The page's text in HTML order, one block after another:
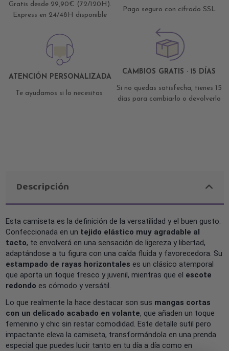
Gratis desde 29,90€ (72/120H).
Express en 24/48H disponible
Pago seguro con cifrado SSL
ATENCIÓN PERSONALIZADA
Te ayudamos si lo necesitas
CAMBIOS GRATIS · 15 DÍAS
Si no quedas satisfecha, tienes 15
días para cambiarlo o devolverlo
Descripción
Esta camiseta es la definición de la versatilidad y el buen gusto.
Confeccionada en un tejido elástico muy agradable al
tacto, te envolverá en una sensación de ligereza y libertad,
adaptándose a tu figura con una caída fluida y favorecedora. Su
estampado de rayas horizontales es un clásico atemporal
que aporta un toque fresco y juvenil, mientras que el escote
redondo es cómodo y versátil.
Lo que realmente la hace destacar son sus mangas cortas
con un delicado acabado en volante, que añaden un toque
femenino y chic sin restar comodidad. Este detalle sutil pero
impactante eleva la camiseta, transformándola en una prenda
especial que puedes lucir tanto en tu día a día como en